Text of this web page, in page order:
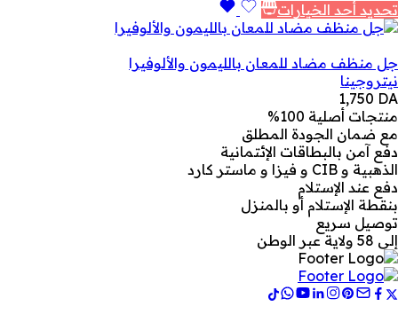
تحديد أحد الخيارات
جل منظف مضاد للمعان بالليمون والألوفيرا
نيتروجينا
1,750 DA
منتجات أصلية 100%
مع ضمان الجودة المطلق
دفع آمن بالبطاقات الإئتمانية
الذهبية و CIB و فيزا و ماستر كارد
دفع عند الإستلام
بنقطة الإستلام أو بالمنزل
توصيل سريع
إلى 58 ولاية عبر الوطن